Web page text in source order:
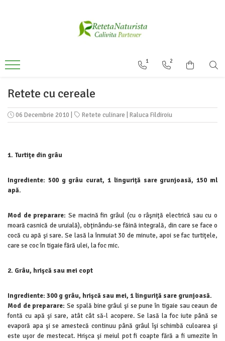
Antistress / Stare depresie
Vitamine / Multivitamine
Contact / Despre Noi
Despre noi
1 2
Retete cu cereale
06 Decembrie 2010 Retete culinare Raluca Fildiroiu
1. Turtiţe din grâu
Ingrediente: 500 g grâu curat, 1 linguriţă sare grunjoasă, 150 ml
apă.
Mod de preparare: Se macină fin grâul (cu o râşniţă electrică sau cu o
moară casnică de uruială), obţinându-se făină integrală, din care se face o
cocă cu apă şi sare. Se lasă la înmuiat 30 de minute, apoi se fac turtiţele,
care se coc în tigaie fără ulei, la foc mic.
2. Grâu, hrişcă sau mei copt
Ingrediente: 300 g grâu, hrişcă sau mei, 1 linguriţă sare grunjoasă.
Mod de preparare: Se spală bine grâul şi se pune în tigaie sau ceaun de
fontă cu apă şi sare, atât cât să-l acopere. Se lasă la foc iute până se
evaporă apa şi se amestecă continuu până grâul îşi schimbă culoarea şi
este uşor de mestecat. Hrişca şi meiul pot fi coapte fără a fi umezite în